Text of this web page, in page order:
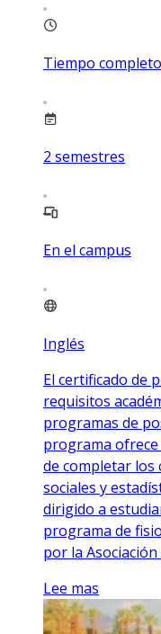
Tiempo completo
2 semestres
En el campus
Inglés
El certificado de
requisitos
programas de
programa
de completar los
sociales y
dirigido a
programa de
por la
Lee mas